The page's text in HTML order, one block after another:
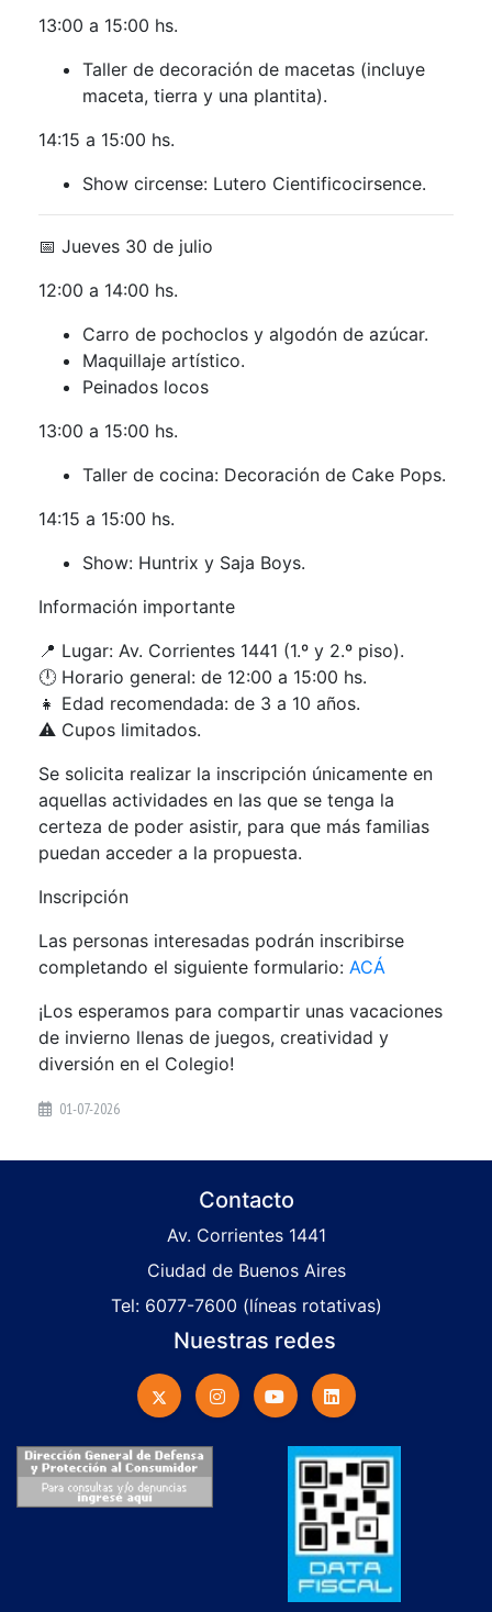
13:00 a 15:00 hs.
Taller de decoración de macetas (incluye
maceta, tierra y una plantita).
14:15 a 15:00 hs.
Show circense: Lutero Cientificocirsence.
📅 Jueves 30 de julio
12:00 a 14:00 hs.
Carro de pochoclos y algodón de azúcar.
Maquillaje artístico.
Peinados locos
13:00 a 15:00 hs.
Taller de cocina: Decoración de Cake Pops.
14:15 a 15:00 hs.
Show: Huntrix y Saja Boys.
Información importante
📍 Lugar: Av. Corrientes 1441 (1.º y 2.º piso).
🕛 Horario general: de 12:00 a 15:00 hs.
👧 Edad recomendada: de 3 a 10 años.
⚠️ Cupos limitados.
Se solicita realizar la inscripción únicamente en
aquellas actividades en las que se tenga la
certeza de poder asistir, para que más familias
puedan acceder a la propuesta.
Inscripción
Las personas interesadas podrán inscribirse
completando el siguiente formulario: ACÁ
¡Los esperamos para compartir unas vacaciones
de invierno llenas de juegos, creatividad y
diversión en el Colegio!
01-07-2026
Contacto
Av. Corrientes 1441
Ciudad de Buenos Aires
Tel: 6077-7600 (líneas rotativas)
Nuestras redes